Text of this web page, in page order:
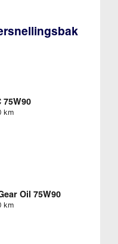
75W90
km
Oil 75W90
km